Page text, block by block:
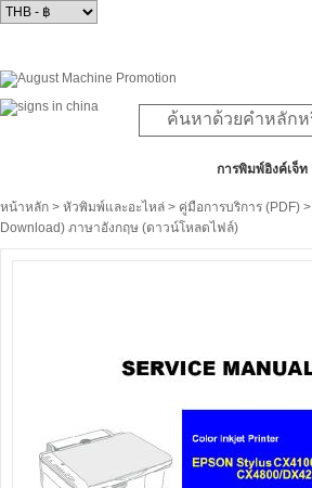
การพิมพ์อิงค์เจ็ท
หน้าหลัก > หัวพิมพ์และอะไหล่ > คู่มือการบริการ (PDF) >
Download) ภาษาอังกฤษ (ดาวน์โหลดไฟล์)